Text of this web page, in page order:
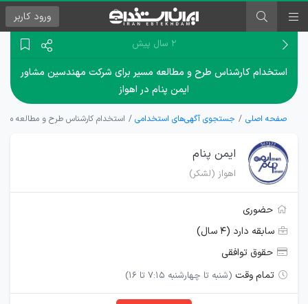
ورود کاربر
۲ سال پیش
استخدام کارشناس طرح و مطالعه مسیر برای شرکت مهندسین مشاور
ایمن پنام در اهواز
صفحه اصلی جستجوی آگهی‌های استخدامی استخدام کارشناس طرح و مطالعه
ایمن پنام
اهواز (لشکر)
حضوری
سابقه دارد (۴ سال)
حقوق توافقی
تمام وقت (شنبه تا چهارشنبه 7:15 تا 16)